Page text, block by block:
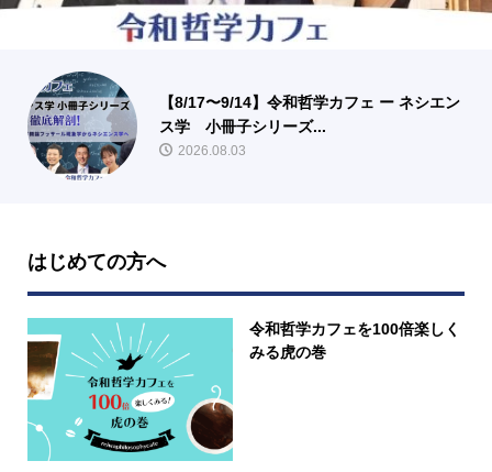
【8/17〜9/14】令和哲学カフェ ー ネシエン
ス学 小冊子シリーズ...
2026.08.03
はじめての方へ
令和哲学カフェを100倍楽しく
みる虎の巻